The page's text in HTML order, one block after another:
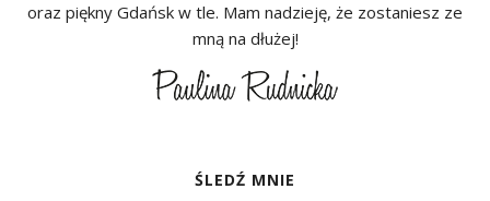
oraz piękny Gdańsk w tle. Mam nadzieję, że zostaniesz ze
mną na dłużej!
ŚLEDŹ MNIE